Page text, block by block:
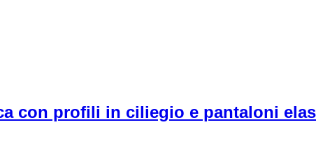
con profili in ciliegio e pantaloni